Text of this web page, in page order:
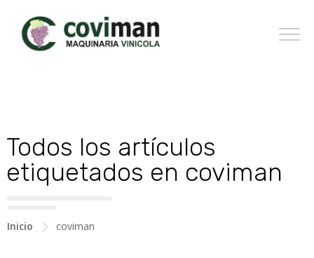
Todos los artículos
etiquetados en coviman
Inicio coviman